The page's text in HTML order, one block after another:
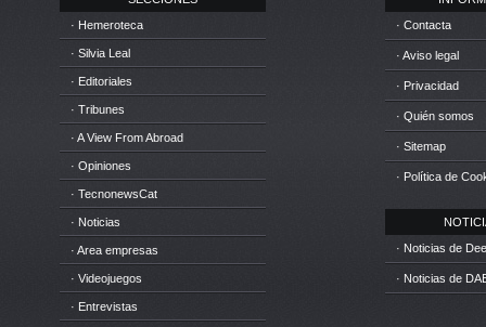
· Hemeroteca
· Silvia Leal
· Editoriales
· Tribunes
· A View From Abroad
· Opiniones
· TecnonewsCat
· Noticias
· Area empresas
· Videojuegos
· Entrevistas
· Contacta
· Aviso legal
· Privacidad
· Quién somos
· Sitemap
· Política de
· Noticias de
· Noticias de